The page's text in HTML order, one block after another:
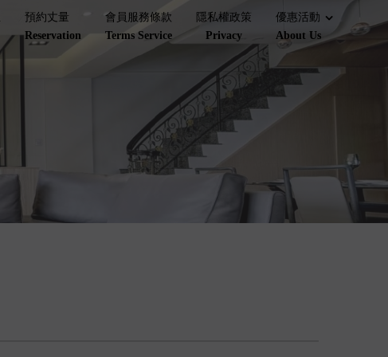
預約丈量
Reservation
會員服務條款
Terms Service
隱私權政策
Privacy
優惠活動
About Us